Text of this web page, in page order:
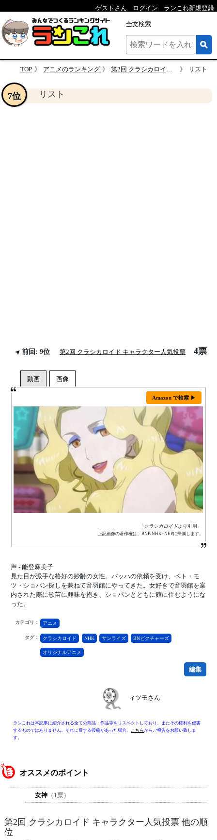
ゲストさん ログイン ランこれ新規登録
全文検索
TOP アニメのランキング 第2回 クラシカロイド キャラクター人気投票 リスト
リスト
7位
前回: 9位 第2回 クラシカロイド キャラクター人気投票 4票
Amazon で検索 ▶
「 クラシカロイドより引用」
上記画像の著作権は、BNP/NHK･NEPに帰属します。
声 - 能登麻美子
見た目が派手な格好の妙齢の女性。バッハの依頼を受け、ベト・モ
ツ・ショパン探しを兼ねて音羽館にやってきた。女好きで音羽館を案
内された際に歌苗に興味を抱き、ショパンとともに館に住むようにな
った。
カテゴリ： アニメ
タグ： クラシカロイド NHK サンライズ BNピクチャーズ
オリジナルアニメ
編集
ィツモさん
ランこれは本記事に紹介される全ての商品・作品等をリスペクトしており、またその権利を侵害
するものではありません。それに反する投稿があった場合、
こちらからご報告をお願い致しま
す。
オススメのポイント
女神 （1票）
第2回 クラシカロイド キャラクター人気投票 他の順
位